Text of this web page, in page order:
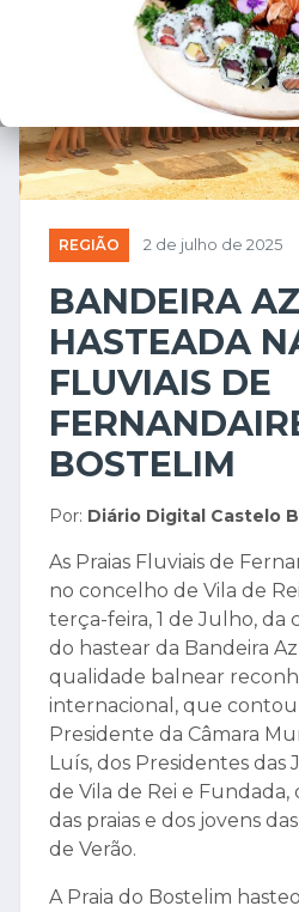
REGIÃO 2 de julho de 2025
BANDEIRA
HASTEADA
FLUVIAIS DE
BOSTELIM
Por: Diário Digital Castelo
As Praias Fluviais de
no concelho de Vila de
terça-feira, 1 de Julho, da
do hastear da Bandeira
qualidade balnear
internacional, que
Presidente da Câmara
Luís, dos Presidentes das
de Vila de Rei e Fundada,
das praias e dos jovens
de Verão.
A Praia do Bostelim